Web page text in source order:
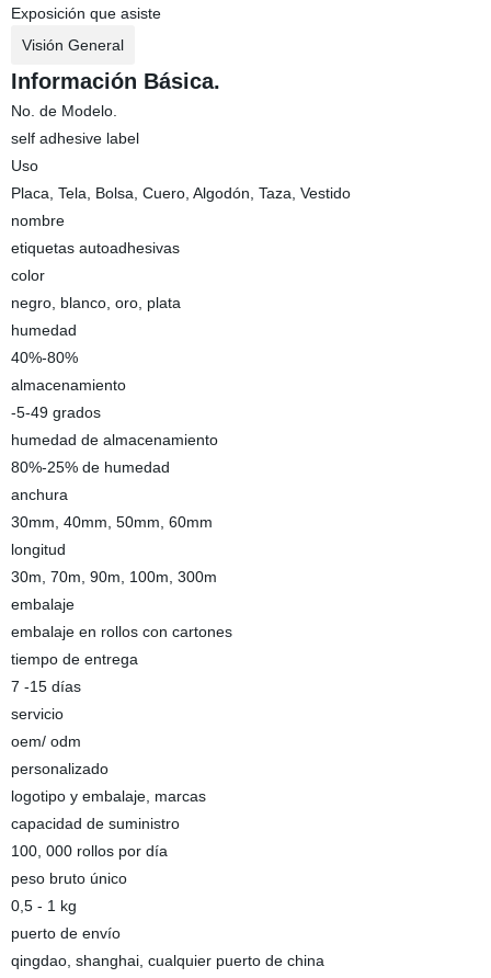
Exposición que asiste
Visión General
Información Básica.
No. de Modelo.
self adhesive label
Uso
Placa, Tela, Bolsa, Cuero, Algodón, Taza, Vestido
nombre
etiquetas autoadhesivas
color
negro, blanco, oro, plata
humedad
40%-80%
almacenamiento
-5-49 grados
humedad de almacenamiento
80%-25% de humedad
anchura
30mm, 40mm, 50mm, 60mm
longitud
30m, 70m, 90m, 100m, 300m
embalaje
embalaje en rollos con cartones
tiempo de entrega
7 -15 días
servicio
oem/ odm
personalizado
logotipo y embalaje, marcas
capacidad de suministro
100, 000 rollos por día
peso bruto único
0,5 - 1 kg
puerto de envío
qingdao, shanghai, cualquier puerto de china